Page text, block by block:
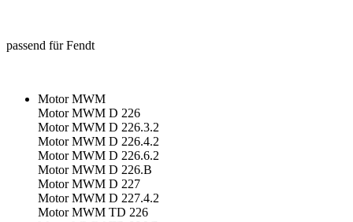
passend für Fendt
Motor MWM
Motor MWM D 226
Motor MWM D 226.3.2
Motor MWM D 226.4.2
Motor MWM D 226.6.2
Motor MWM D 226.B
Motor MWM D 227
Motor MWM D 227.4.2
Motor MWM TD 226